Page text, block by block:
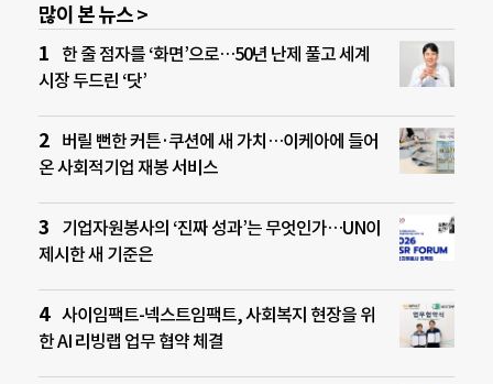
많이 본 뉴스 >
한 줄 점자를 ‘화면’으로…50년 난제 풀고 세계
시장 두드린 ‘닷’
버릴 뻔한 커튼·쿠션에 새 가치…이케아에 들어
온 사회적기업 재봉 서비스
기업자원봉사의 ‘진짜 성과’는 무엇인가…UN이
제시한 새 기준은
사이임팩트-넥스트임팩트, 사회복지 현장을 위
한 AI 리빙랩 업무 협약 체결